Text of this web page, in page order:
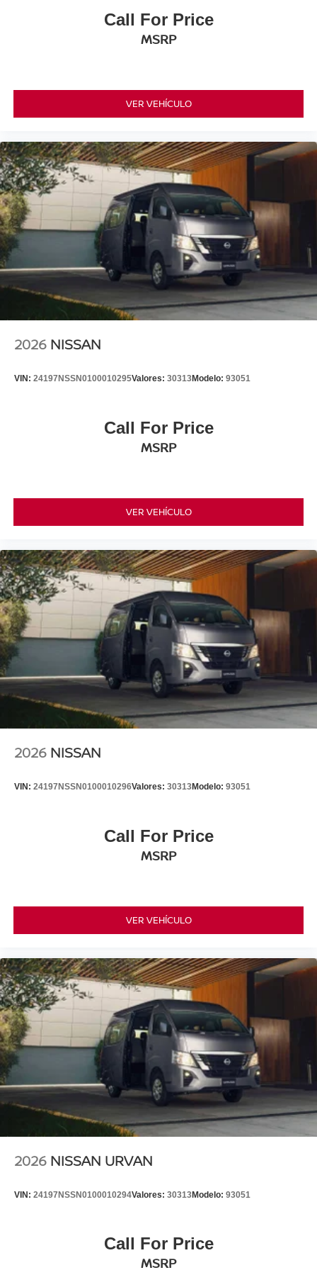
Call For Price
MSRP
VER VEHÍCULO
2026 NISSAN
VIN: 24197NSSN0100010295Valores: 30313Modelo: 93051
Call For Price
MSRP
VER VEHÍCULO
2026 NISSAN
VIN: 24197NSSN0100010296Valores: 30313Modelo: 93051
Call For Price
MSRP
VER VEHÍCULO
2026 NISSAN URVAN
VIN: 24197NSSN0100010294Valores: 30313Modelo: 93051
Call For Price
MSRP